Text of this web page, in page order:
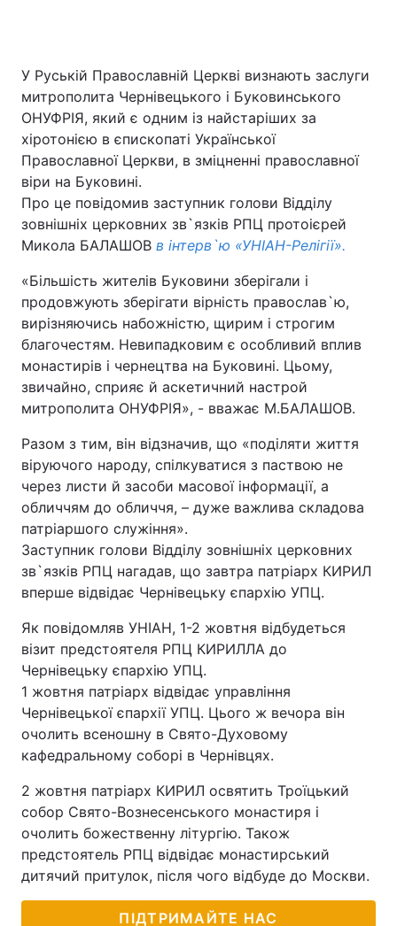
У Руській Православній Церкві визнають заслуги
митрополита Чернівецького і Буковинського
ОНУФРІЯ, який є одним із найстаріших за
хіротонією в єпископаті Української
Православної Церкви, в зміцненні православної
віри на Буковині.
Про це повідомив заступник голови Відділу
зовнішніх церковних зв`язків РПЦ протоієрей
Микола БАЛАШОВ в інтерв`ю «УНІАН-Релігії».
«Більшість жителів Буковини зберігали і
продовжують зберігати вірність православ`ю,
вирізняючись набожністю, щирим і строгим
благочестям. Невипадковим є особливий вплив
монастирів і чернецтва на Буковині. Цьому,
звичайно, сприяє й аскетичний настрой
митрополита ОНУФРІЯ», - вважає М.БАЛАШОВ.
Разом з тим, він відзначив, що «поділяти життя
віруючого народу, спілкуватися з паствою не
через листи й засоби масової інформації, а
обличчям до обличчя, – дуже важлива складова
патріаршого служіння».
Заступник голови Відділу зовнішніх церковних
зв`язків РПЦ нагадав, що завтра патріарх КИРИЛ
вперше відвідає Чернівецьку єпархію УПЦ.
Як повідомляв УНІАН, 1-2 жовтня відбудеться
візит предстоятеля РПЦ КИРИЛЛА до
Чернівецьку єпархію УПЦ.
1 жовтня патріарх відвідає управління
Чернівецької єпархії УПЦ. Цього ж вечора він
очолить всеношну в Свято-Духовому
кафедральному соборі в Чернівцях.
2 жовтня патріарх КИРИЛ освятить Троїцький
собор Свято-Вознесенського монастиря і
очолить божественну літургію. Також
предстоятель РПЦ відвідає монастирський
дитячий притулок, після чого відбуде до Москви.
ПІДТРИМАЙТЕ НАС